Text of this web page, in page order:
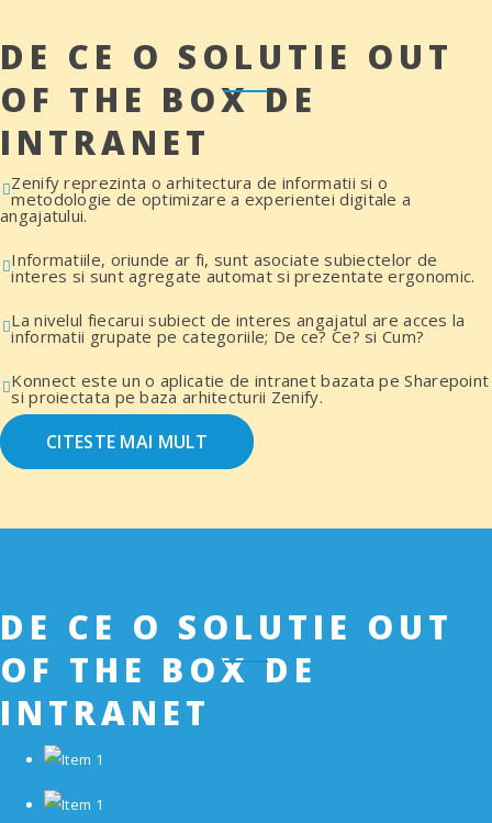
DE CE O SOLUTIE OUT
OF THE BOX DE
INTRANET
Zenify reprezinta o arhitectura de informatii si o
metodologie de optimizare a experientei digitale a
angajatului.
Informatiile, oriunde ar fi, sunt asociate subiectelor de
interes si sunt agregate automat si prezentate ergonomic.
La nivelul fiecarui subiect de interes angajatul are acces la
informatii grupate pe categoriile; De ce? Ce? si Cum?
Konnect este un o aplicatie de intranet bazata pe Sharepoint
si proiectata pe baza arhitecturii Zenify.
CITESTE MAI MULT
DE CE O SOLUTIE OUT
OF THE BOX DE
INTRANET